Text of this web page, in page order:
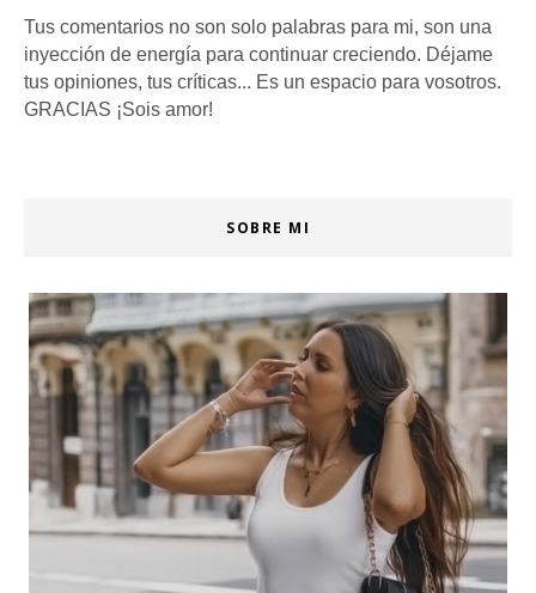
Tus comentarios no son solo palabras para mi, son una
inyección de energía para continuar creciendo. Déjame
tus opiniones, tus críticas... Es un espacio para vosotros.
GRACIAS ¡Sois amor!
SOBRE MI